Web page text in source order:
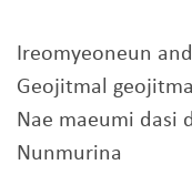
Ireomyeoneun
Geojitmal
Nae maeumi dasi
Nunmurina